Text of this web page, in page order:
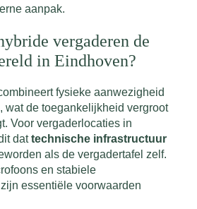
aanpak.
vergaderen de
in Eindhoven?
fysieke aanwezigheid
wat de toegankelijkheid vergroot
Voor vergaderlocaties in
dattechnische infrastructuur
als de vergadertafel zelf.
en stabiele
essentiële voorwaarden